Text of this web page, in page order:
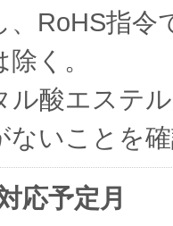
、RoHS指令
除く。
ル酸エステ
ないことを
応予定月